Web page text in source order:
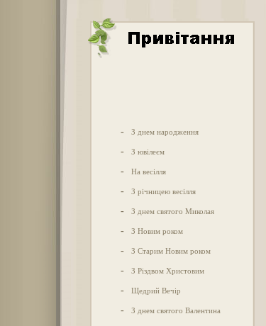
- З днем народження
- З ювілеєм
- На весілля
- З річницею весілля
- З днем святого Миколая
- З Новим роком
- З Старим Новим роком
- З Різдвом Христовим
- Щедрий Вечір
- З днем святого Валентина